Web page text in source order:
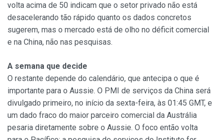
volta acima de 50 indicam que o setor privado não está
desacelerando tão rápido quanto os dados concretos
sugerem, mas o mercado está de olho no déficit comercial
e na China, não nas pesquisas.
A semana que decide
O restante depende do calendário, que antecipa o que é
importante para o Aussie. O PMI de serviços da China será
divulgado primeiro, no início da sexta-feira, às 01:45 GMT, e
um dado fraco do maior parceiro comercial da Austrália
pesaria diretamente sobre o Aussie. O foco então volta